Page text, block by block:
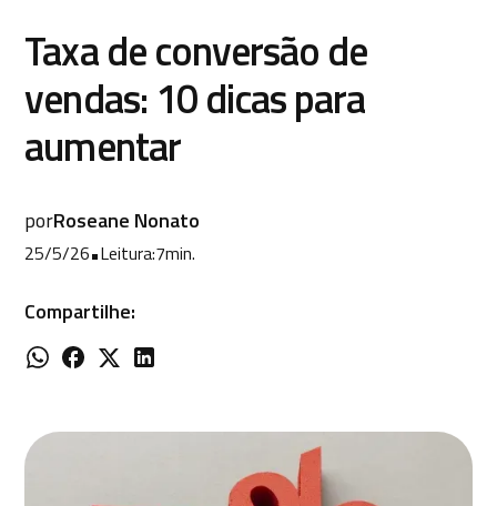
Taxa de conversão de
vendas: 10 dicas para
aumentar
porRoseane Nonato
25/5/26•Leitura:7min.
Compartilhe: